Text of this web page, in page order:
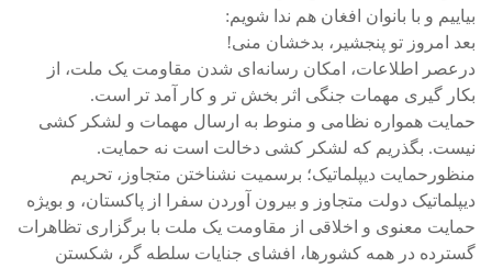
بیاییم و با بانوان افغان هم ندا شویم:
بعد امروز تو پنجشیر، بدخشان منی!
درعصر اطلاعات، امکان رسانه‌ای شدن مقاومت یک ملت، از
بکار گیری مهمات جنگی اثر بخش تر و کار آمد تر است.
حمایت همواره نظامی و منوط به ارسال مهمات و لشکر کشی
نیست. بگذریم که لشکر کشی دخالت است نه حمایت.
منظورحمایت دیپلماتیک؛ برسمیت نشناختن متجاوز، تحریم
دیپلماتیک دولت متجاوز و بیرون آوردن سفرا از پاکستان، و بویژه
حمایت معنوی و اخلاقی از مقاومت یک ملت با برگزاری تظاهرات
گسترده در همه کشورها، افشای جنایات سلطه گر، شکستن